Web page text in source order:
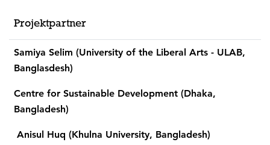
Projektpartner
Samiya Selim (University of the Liberal Arts - ULAB,
Banglasdesh)
Centre for Sustainable Development (Dhaka,
Bangladesh)
Anisul Huq (Khulna University, Bangladesh)